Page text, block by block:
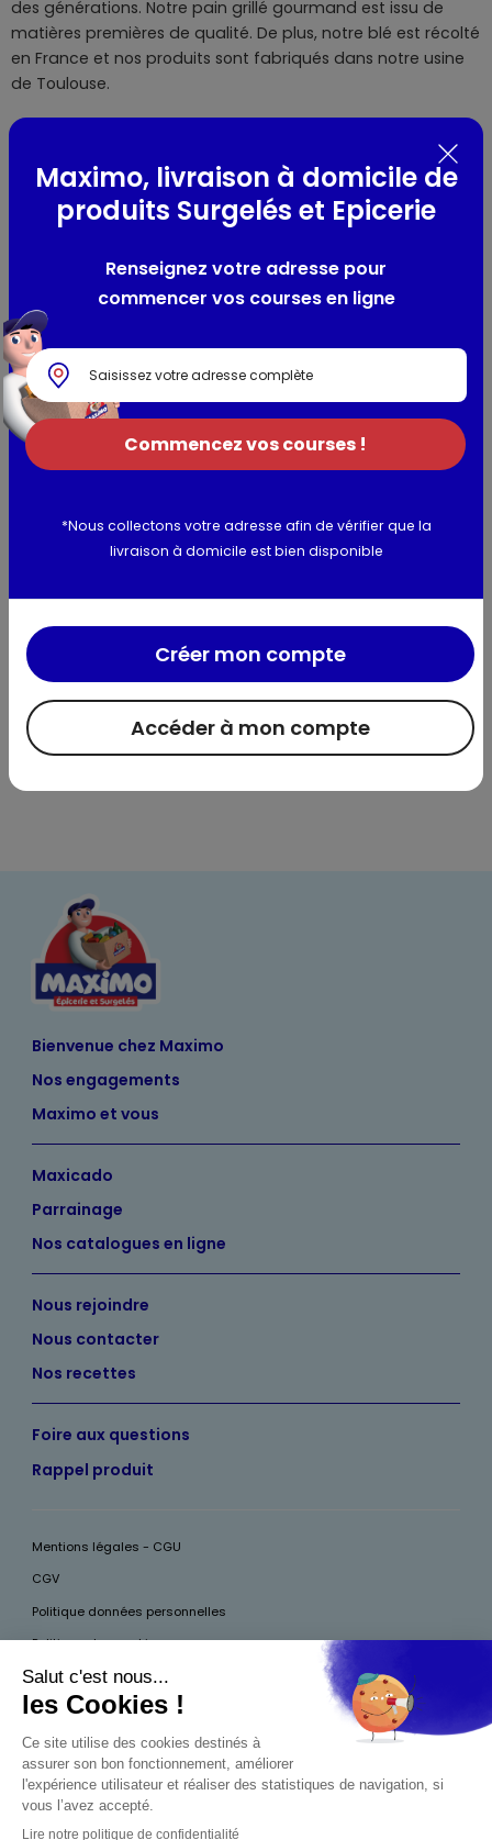
des générations. Notre pain grillé gourmand est issu de
matières premières de qualité. De plus, notre blé est récolté
en France et nos produits sont fabriqués dans notre usine
de Toulouse.
Utilisation et conservation
Composition / Ingrédients / Allergènes
reconstituée, sucre, OEUFS en poudre 3,5 %, lactose (de
LAIT) et protéines de LAIT, sel, gluten de BLÉ, LAIT écrémé en
poudre, BEURRE pâtissier, lactosérum en poudre (de LAIT),
miel, agent de traitement de la farine (acide ascorbique),
arômes, amidon de BLÉ, colorant (bêta-carotène).
Allergènes :
Valeurs nutritionnelles
Informations complémentaires
Bienvenue chez Maximo
Nos engagements
Maximo et vous
Maxicado
Parrainage
Nos catalogues en ligne
Nous rejoindre
Nous contacter
Nos recettes
Foire aux questions
Rappel produit
Mentions légales - CGU
CGV
Politique données personnelles
Politique des cookies
Accessibilité
Pour votre santé, mangez au moins cinq fruits et légumes par jour, plus
d’infos surwww.mangerbouger.fr
Maximo, livraison à domicile de
produits Surgelés et Epicerie
Renseignez votre adresse pour
commencer vos courses en ligne
Commencez vos courses !
*Nous collectons votre adresse afin de vérifier que la
livraison à domicile est bien disponible
Accéder à mon compte
Créer mon compte